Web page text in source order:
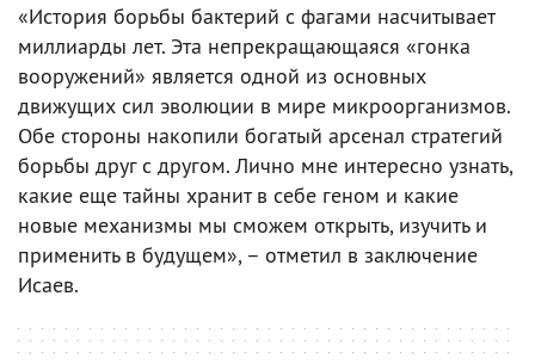
«История борьбы бактерий с фагами насчитывает
миллиарды лет. Эта непрекращающаяся «гонка
вооружений» является одной из основных
движущих сил эволюции в мире микроорганизмов.
Обе стороны накопили богатый арсенал стратегий
борьбы друг с другом. Лично мне интересно узнать,
какие еще тайны хранит в себе геном и какие
новые механизмы мы сможем открыть, изучить и
применить в будущем», – отметил в заключение
Исаев.